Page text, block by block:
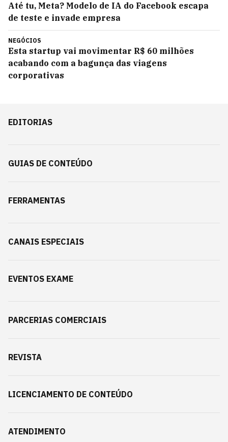
Até tu, Meta? Modelo de IA do Facebook escapa
de teste e invade empresa
NEGÓCIOS
Esta startup vai movimentar R$ 60 milhões
acabando com a bagunça das viagens
corporativas
EDITORIAS
GUIAS DE CONTEÚDO
FERRAMENTAS
CANAIS ESPECIAIS
EVENTOS EXAME
PARCERIAS COMERCIAIS
REVISTA
LICENCIAMENTO DE CONTEÚDO
ATENDIMENTO